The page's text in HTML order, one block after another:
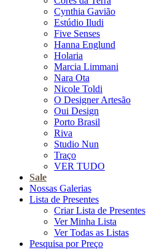
Cynthia Gavião
Estúdio Iludi
Five Senses
Hanna Englund
Holaria
Marcia Limmani
Nara Ota
Nicole Toldi
O Designer Artesão
Oui Design
Porto Brasil
Riva
Studio Nun
Traço
VER TUDO
Sale
Nossas Galerias
Lista de Presentes
Criar Lista de Presentes
Ver Minha Lista
Ver Todas as Listas
Pesquisa por Preço